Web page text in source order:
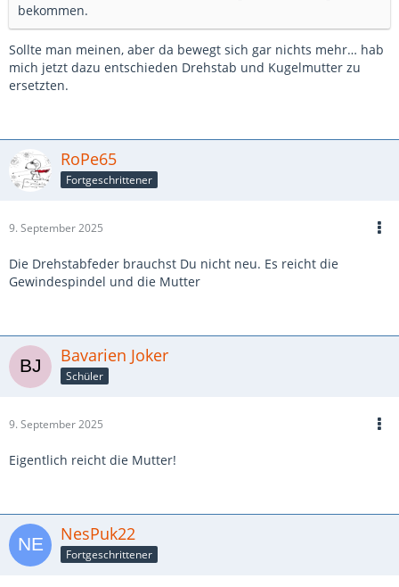
bekommen.
Sollte man meinen, aber da bewegt sich gar nichts mehr… hab
mich jetzt dazu entschieden Drehstab und Kugelmutter zu
ersetzten.
RoPe65
Fortgeschrittener
9. September 2025
Die Drehstabfeder brauchst Du nicht neu. Es reicht die
Gewindespindel und die Mutter
Bavarien Joker
Schüler
9. September 2025
Eigentlich reicht die Mutter!
NesPuk22
Fortgeschrittener